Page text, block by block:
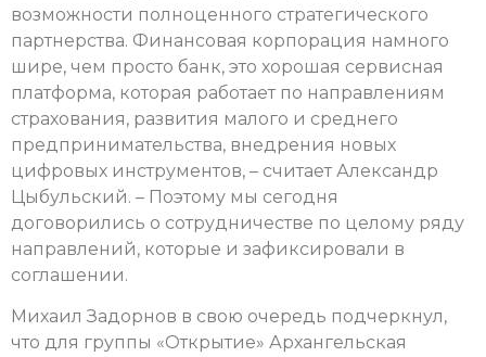
возможности полноценного стратегического
партнерства. Финансовая корпорация намного
шире, чем просто банк, это хорошая сервисная
платформа, которая работает по направлениям
страхования, развития малого и среднего
предпринимательства, внедрения новых
цифровых инструментов, – считает Александр
Цыбульский. – Поэтому мы сегодня
договорились о сотрудничестве по целому ряду
направлений, которые и зафиксировали в
соглашении.
Михаил Задорнов в свою очередь подчеркнул,
что для группы «Открытие» Архангельская